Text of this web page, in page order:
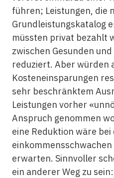
führen; Leistungen, die
Grundleistungskatalog
müssten privat bezahlt
zwischen Gesunden
reduziert. Aber würden
Kosteneinsparungen
sehr beschränktem
Leistungen vorher
Anspruch genommen
eine Reduktion wäre bei
erwarten. Sinnvoller
ein anderer Weg zu